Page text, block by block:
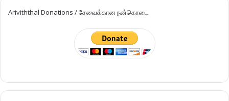
Ariviththal Donations / சேவைக்கான நன்கொடை